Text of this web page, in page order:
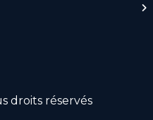
droits réservés